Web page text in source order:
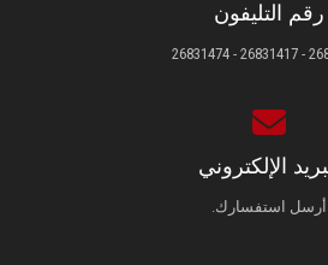
رقم التليفون
26831231
الإلكتروني
أرسل استفسارك.